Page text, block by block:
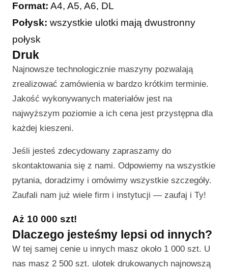
Format: A4, A5, A6, DL
Połysk: wszystkie ulotki mają dwustronny
połysk
Druk
Najnowsze technologicznie maszyny pozwalają
zrealizować zamówienia w bardzo krótkim terminie.
Jakość wykonywanych materiałów jest na
najwyższym poziomie a ich cena jest przystępna dla
każdej kieszeni.
Jeśli jesteś zdecydowany zapraszamy do
skontaktowania się z nami. Odpowiemy na wszystkie
pytania, doradzimy i omówimy wszystkie szczegóły.
Zaufali nam już wiele firm i instytucji — zaufaj i Ty!
Aż 10 000 szt!
Dlaczego jesteśmy lepsi od innych?
W tej samej cenie u innych masz około 1 000 szt. U
nas masz 2 500 szt. ulotek drukowanych najnowszą